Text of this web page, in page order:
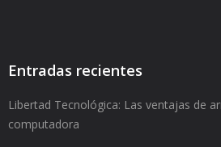
Entradas recientes
Libertad Tecnológica: Las ventajas de
computadora